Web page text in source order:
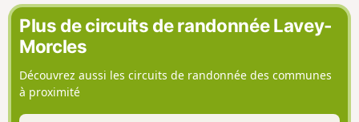
Plus de circuits de randonnée Lavey-
Morcles
Découvrez aussi les circuits de randonnée des communes
à proximité